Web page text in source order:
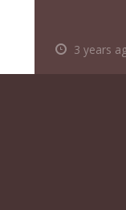
3 years